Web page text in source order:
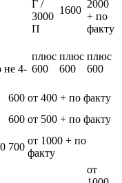
Г /
3000
П
1600
2000
+ по
факту
не 4-
плюс
600
плюс
600
плюс
600
600 от 400 + по факту
600 от 500 + по факту
700
от 1000 + по
факту
от